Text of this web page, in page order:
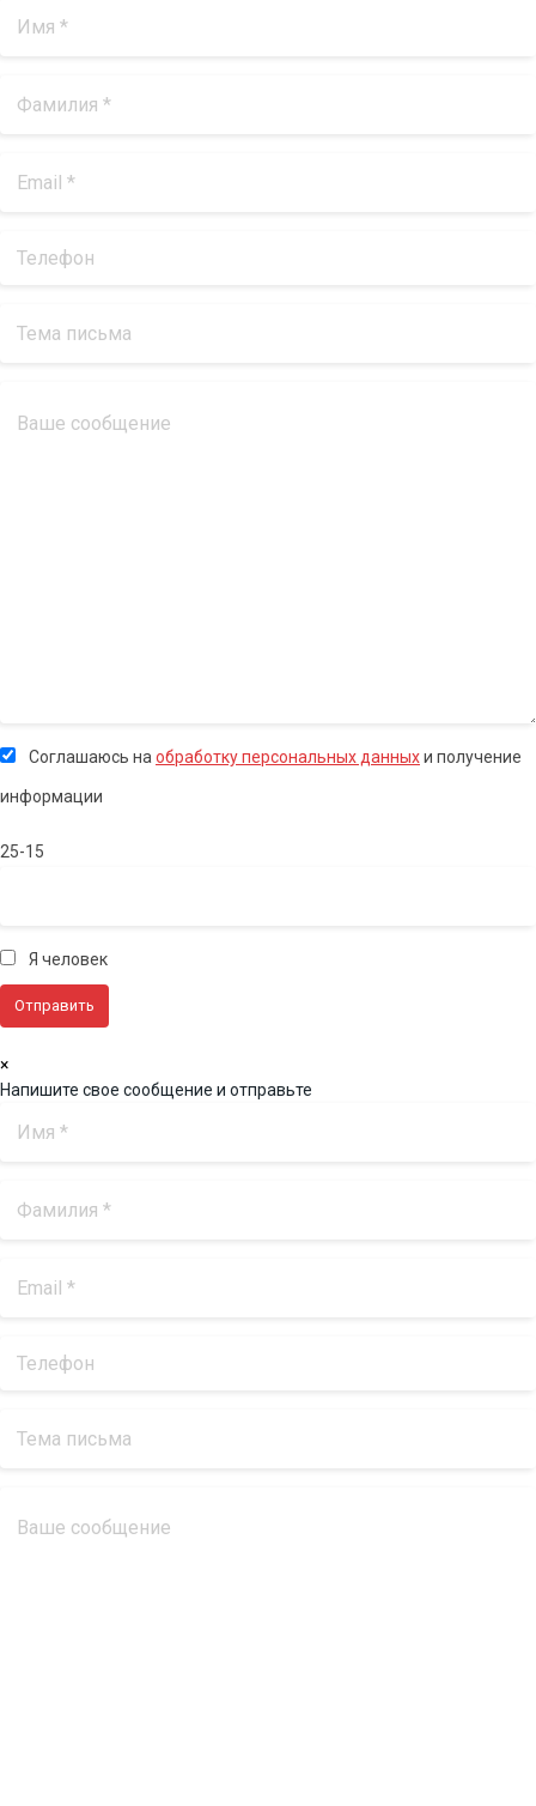
Соглашаюсь на обработку персональных данныхи получение
информации
25-15
Я человек
×
Напишите свое сообщение и отправьте